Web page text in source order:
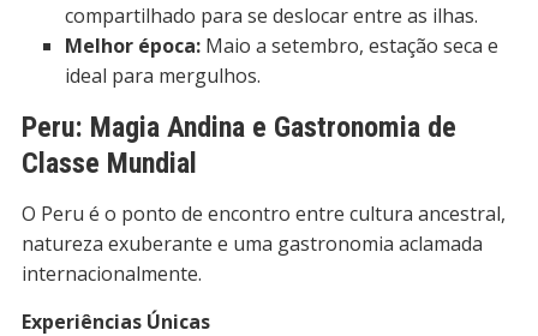
compartilhado para se deslocar entre as ilhas.
Melhor época:Maio a setembro, estação seca e
ideal para mergulhos.
Peru: Magia Andina e Gastronomia de
Classe Mundial
O Peru é o ponto de encontro entre cultura ancestral,
natureza exuberante e uma gastronomia aclamada
internacionalmente.
Experiências Únicas